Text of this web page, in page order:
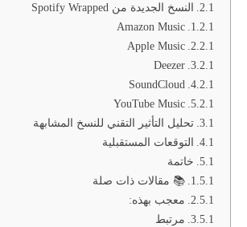
النسخ الجديدة من Spotify Wrapped
Amazon Music
Apple Music
Deezer
SoundCloud
YouTube Music
تحليل التأثير التقني للنسخ المشابهة
التوقعات المستقبلية
خاتمة
📚 مقالات ذات صلة
معجب بهذه:
مرتبط